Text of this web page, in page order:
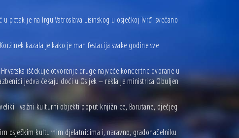
je na Trgu Vatroslava Lisinskog u osječkoj Tvrđi svečano
kazala je kako je manifestacija svake godine sve
iščekuje otvorenje druge najveće koncertne dvorane u
jedva čekaju doći u Osijek – rekla je ministrica Obuljen
i važni kulturni objekti poput knjižnice, Barutane, dječjeg
osječkim kulturnim djelatnicima i, naravno, gradonačelniku